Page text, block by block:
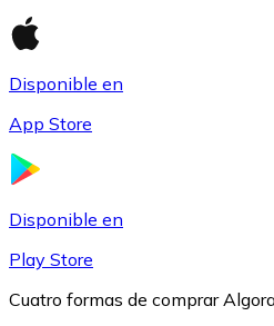
Litecoin
LTC
Disponible en
App Store
Disponible en
Play Store
Cuatro formas de comprar